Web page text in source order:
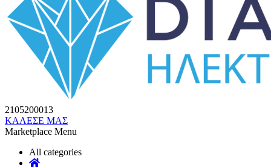
2105200013
ΚΑΛΕΣΕ ΜΑΣ
Marketplace Menu
All categories